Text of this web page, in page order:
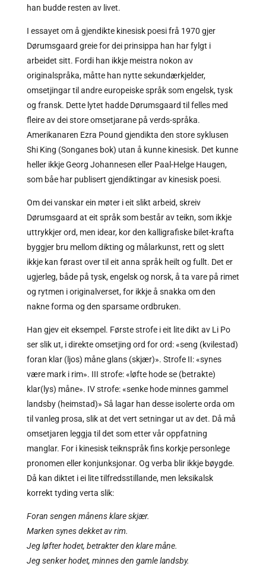
han budde resten av livet.
I essayet om å gjendikte kinesisk poesi frå 1970 gjer
Dørumsgaard greie for dei prinsippa han har fylgt i
arbeidet sitt. Fordi han ikkje meistra nokon av
originalspråka, måtte han nytte sekundærkjelder,
omsetjingar til andre europeiske språk som engelsk, tysk
og fransk. Dette lytet hadde Dørumsgaard til felles med
fleire av dei store omsetjarane på verds-språka.
Amerikanaren Ezra Pound gjendikta den store syklusen
Shi King (Songanes bok) utan å kunne kinesisk. Det kunne
heller ikkje Georg Johannesen eller Paal-Helge Haugen,
som båe har publisert gjendiktingar av kinesisk poesi.
Om dei vanskar ein møter i eit slikt arbeid, skreiv
Dørumsgaard at eit språk som består av teikn, som ikkje
uttrykkjer ord, men idear, kor den kalligrafiske bilet-krafta
byggjer bru mellom dikting og målarkunst, rett og slett
ikkje kan førast over til eit anna språk heilt og fullt. Det er
ugjerleg, både på tysk, engelsk og norsk, å ta vare på rimet
og rytmen i originalverset, for ikkje å snakka om den
nakne forma og den sparsame ordbruken.
Han gjev eit eksempel. Første strofe i eit lite dikt av Li Po
ser slik ut, i direkte omsetjing ord for ord: «seng (kvilestad)
foran klar (ljos) måne glans (skjær)». Strofe II: «synes
være mark i rim». III strofe: «løfte hode se (betrakte)
klar(lys) måne». IV strofe: «senke hode minnes gammel
landsby (heimstad)» Så lagar han desse isolerte orda om
til vanleg prosa, slik at det vert setningar ut av det. Då må
omsetjaren leggja til det som etter vår oppfatning
manglar. For i kinesisk teiknspråk fins korkje personlege
pronomen eller konjunksjonar. Og verba blir ikkje bøygde.
Då kan diktet i ei lite tilfredsstillande, men leksikalsk
korrekt tyding verta slik:
Foran sengen månens klare skjær.
Marken synes dekket av rim.
Jeg løfter hodet, betrakter den klare måne.
Jeg senker hodet, minnes den gamle landsby.